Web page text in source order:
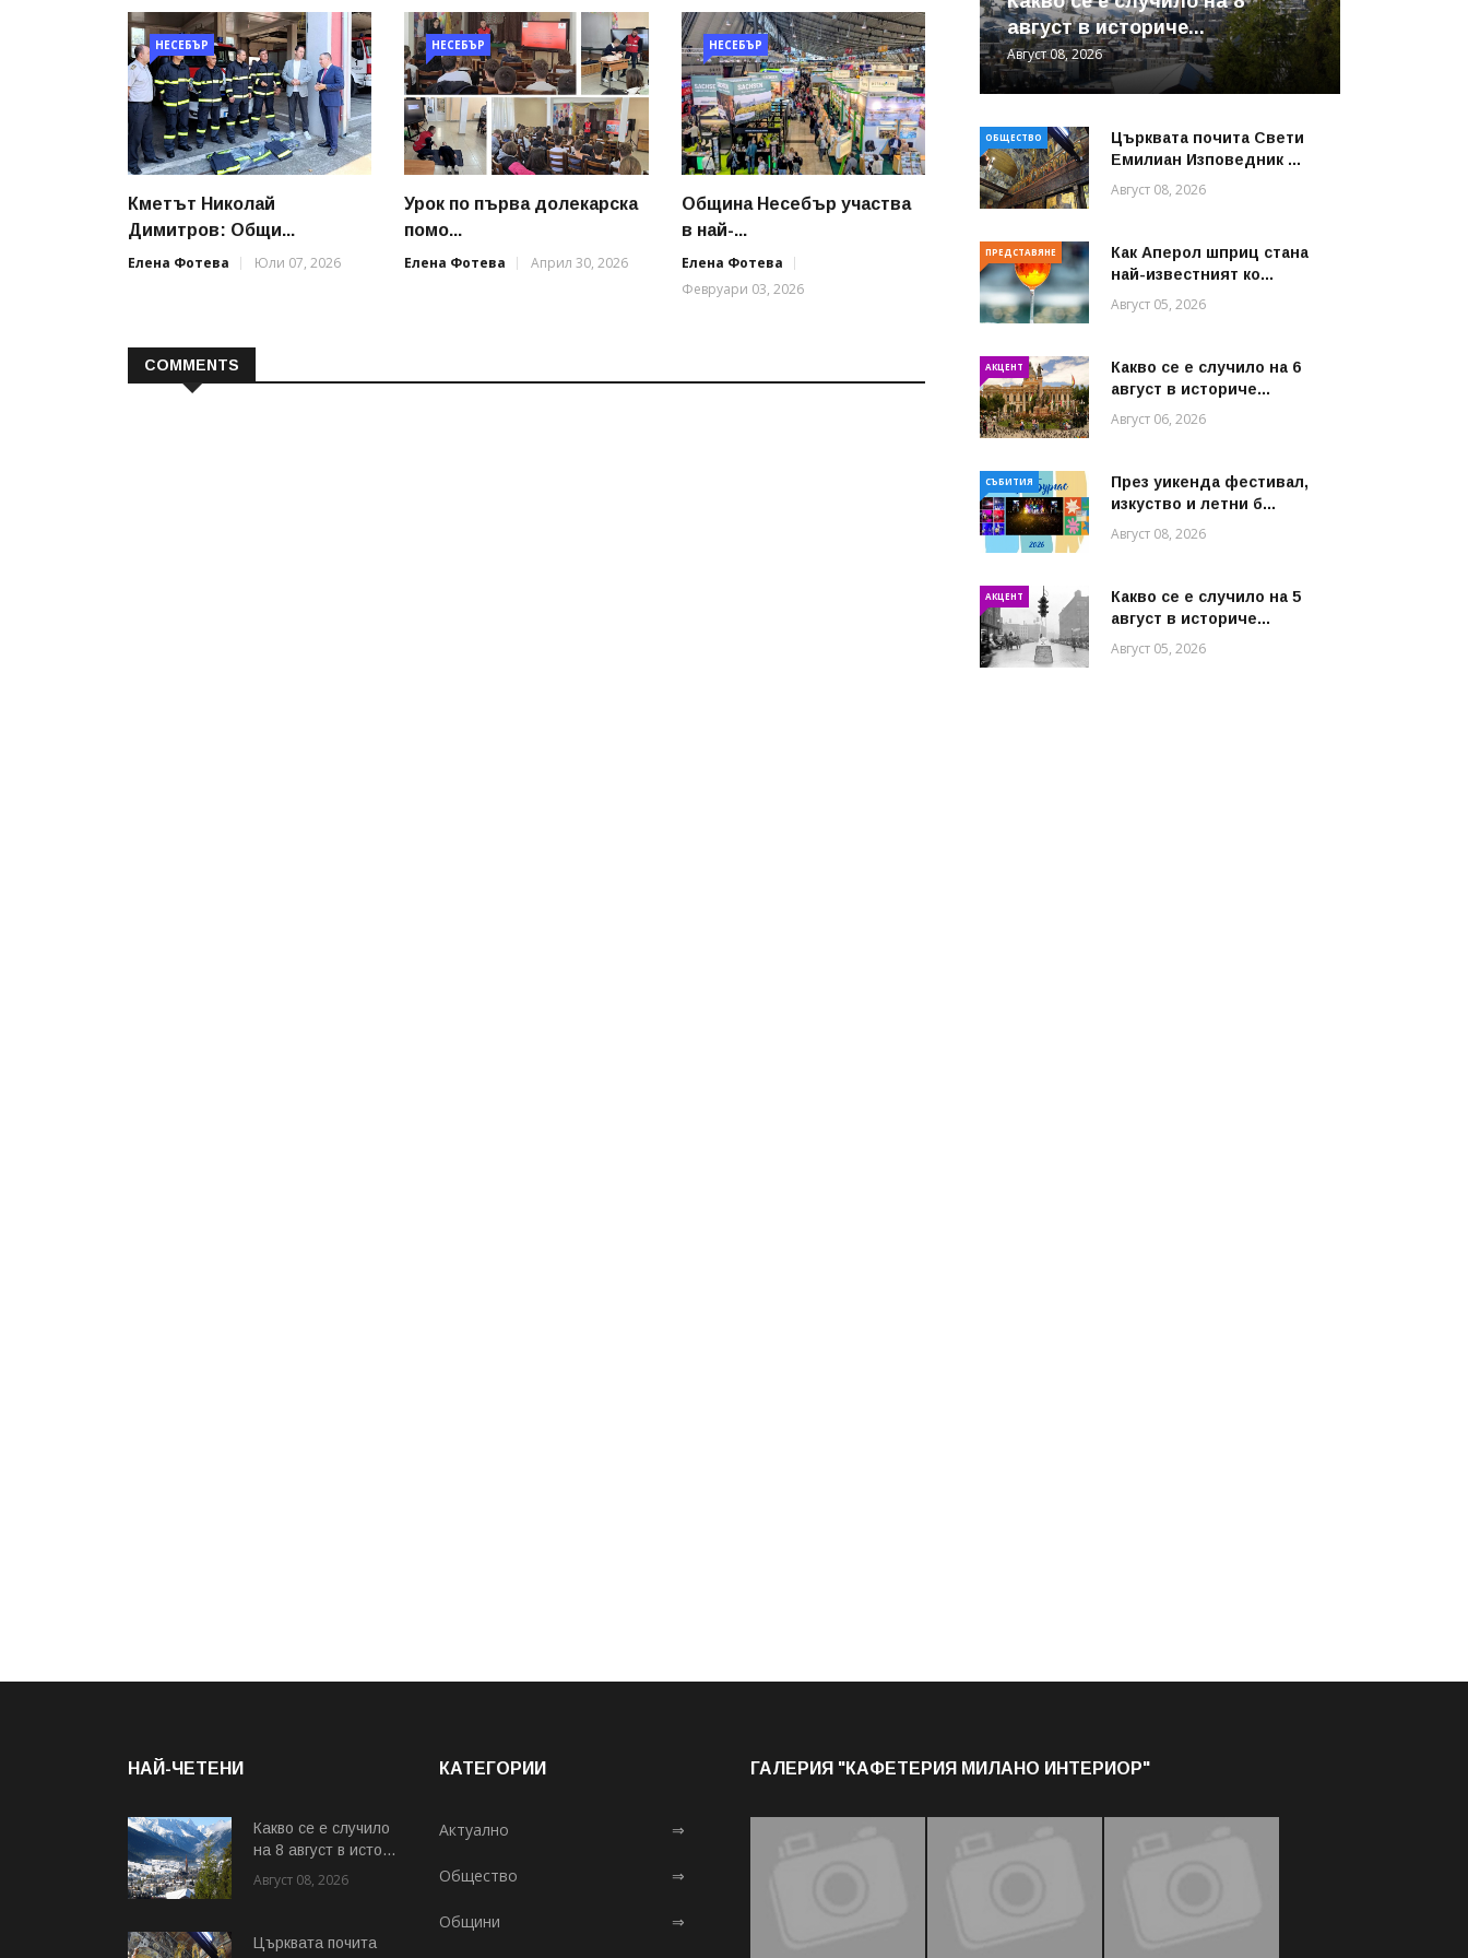
НЕСЕБЪР
Кметът Николай
Димитров: Общи...
Елена Фотева
Юли 07, 2026
НЕСЕБЪР
Урок по първа долекарска
помо...
Елена Фотева
Април 30, 2026
НЕСЕБЪР
Община Несебър участва
в най-...
Елена Фотева
Февруари 03, 2026
COMMENTS
август в историче...
Август 08, 2026
ОБЩЕСТВО
Църквата почита Свeти
Емилиан Изповедник ...
Август 08, 2026
ПРЕДСТАВЯНЕ
Как Аперол шприц стана
най-известният ко...
Август 05, 2026
АКЦЕНТ
Какво се е случило на 6
август в историче...
Август 06, 2026
СЪБИТИЯ
През уикенда фестивал,
изкуство и летни б...
Август 08, 2026
АКЦЕНТ
Какво се е случило на 5
август в историче...
Август 05, 2026
НАЙ-ЧЕТЕНИ
Какво се е случило
на 8 август в исто...
Август 08, 2026
Църквата почита
КАТЕГОРИИ
Актуално ⇒
Общество ⇒
Общини ⇒
ГАЛЕРИЯ "КАФЕТЕРИЯ МИЛАНО ИНТЕРИОР"